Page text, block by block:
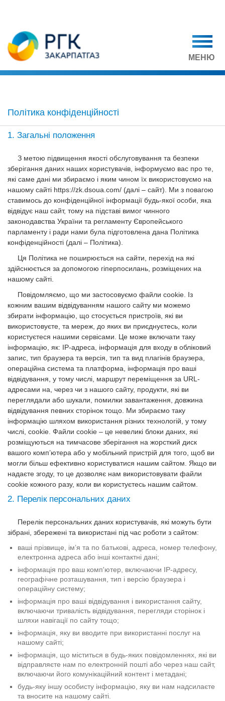
МЕНЮ
Політика конфіденційності
1. Загальні положення
З метою підвищення якості обслуговування та безпеки
зберігання даних наших користувачів, інформуємо вас про те,
які саме дані ми збираємо і яким чином їх використовуємо на
нашому сайті https://zk.dsoua.com/ (далі – сайт). Ми з повагою
ставимось до конфіденційної інформації будь-якої особи, яка
відвідує наш сайт, тому на підставі вимог чинного
законодавства України та регламенту Європейського
парламенту і ради нами була підготовлена дана Політика
конфіденційності (далі – Політика).
Ця Політика не поширюється на сайти, перехід на які
здійснюється за допомогою гіперпосилань, розміщених на
нашому сайті.
Повідомляємо, що ми застосовуємо файли сookie. Із
кожним вашим відвідуванням нашого сайту ми можемо
збирати інформацію, що стосується пристроїв, які ви
використовуєте, та мереж, до яких ви приєднуєтесь, коли
користуєтеся нашими сервісами. Це може включати таку
інформацію, як: IP-адреса, інформація для входу в обліковий
запис, тип браузера та версія, тип та вид плагінів браузера,
операційна система та платформа, інформація про ваші
відвідування, у тому числі, маршрут переміщення за URL-
адресами на, через чи з нашого сайту, продукти, які ви
переглядали або шукали, помилки завантаження, довжина
відвідування певних сторінок тощо. Ми збираємо таку
інформацію шляхом використання різних технологій, у тому
числі, cookie. Файли сookie – це невеликі блоки даних, які
розміщуються на тимчасове зберігання на жорсткий диск
вашого комп’ютера або у мобільний пристрій для того, щоб ви
могли більш ефективно користуватися нашим сайтом. Якщо ви
надаєте згоду, то це дозволяє нам використовувати файли
cookie кожного разу, коли ви користуєтесь нашим сайтом.
2. Перелік персональних даних
Перелік персональних даних користувачів, які можуть бути
зібрані, збережені та використані під час роботи з сайтом:
ваші прізвище, ім’я та по батькові, адреса, номер телефону,
електронна адреса або інші контактні дані;
інформація про ваш комп'ютер, включаючи IP-адресу,
географічне розташування, тип і версію браузера і
операційну систему;
інформація про ваші відвідування і використання сайту,
включаючи тривалість відвідування, перегляди сторінок і
шляхи навігації по сайту тощо;
інформація, яку ви вводите при використанні послуг на
нашому сайті;
інформація, що міститься в будь-яких повідомленнях, які ви
відправляєте нам по електронній пошті або через наш сайт,
включаючи його комунікаційний контент і метадані;
будь-яку іншу особисту інформацію, яку ви нам надсилаєте
та вносите на нашому сайті.